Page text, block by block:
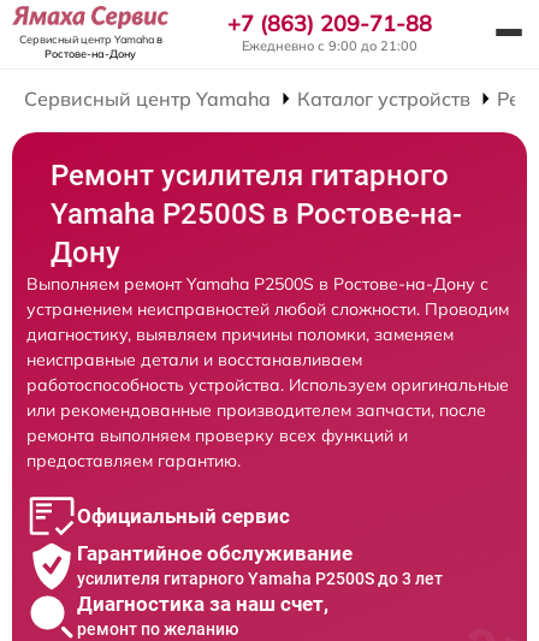
Сервисный центр Yamahaв
Ростове-на-Дону
+7 (863) 209-71-88
Ежедневно с 9:00 до 21:00
Сервисный центр Yamaha Каталог устройств
Ремонт усилителя гитарного
Yamaha P2500S в Ростове-на-
Дону
Выполняем ремонт Yamaha P2500S в Ростове-на-Дону с
устранением неисправностей любой сложности. Проводим
диагностику, выявляем причины поломки, заменяем
неисправные детали и восстанавливаем
работоспособность устройства. Используем оригинальные
или рекомендованные производителем запчасти, после
ремонта выполняем проверку всех функций и
предоставляем гарантию.
Официальный сервис
Гарантийное обслуживание
усилителя гитарного Yamaha P2500S до 3 лет
Диагностика за наш счет,
ремонт по желанию